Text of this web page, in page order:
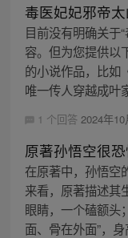
毒医妃妃邪帝
目前没有明确关于
容。但为您提供以
的小说作品，比如
唯一传人穿越成叶
1 个回答 2024年
原著孙悟空很
在原著中，孙悟空
来看，原著描述其
眼睛，一个磕额头
面、骨在外面”，